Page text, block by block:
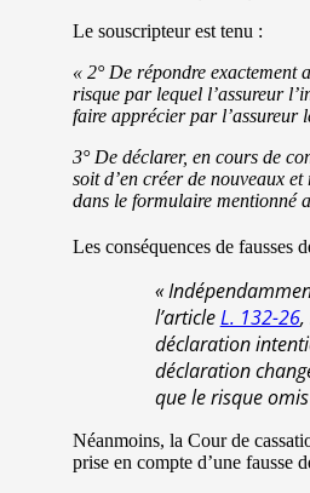
Le souscripteur est tenu :
« 2° De répondre exactement
risque par lequel l’assureur
faire apprécier par l’assureur
3° De déclarer, en cours de
soit d’en créer de nouveaux
dans le formulaire mentionné
Les conséquences de fausses
«
l’articleL. 132-26,
déclaration
déclaration
que le risque
Néanmoins, la Cour de
prise en compte d’une fausse